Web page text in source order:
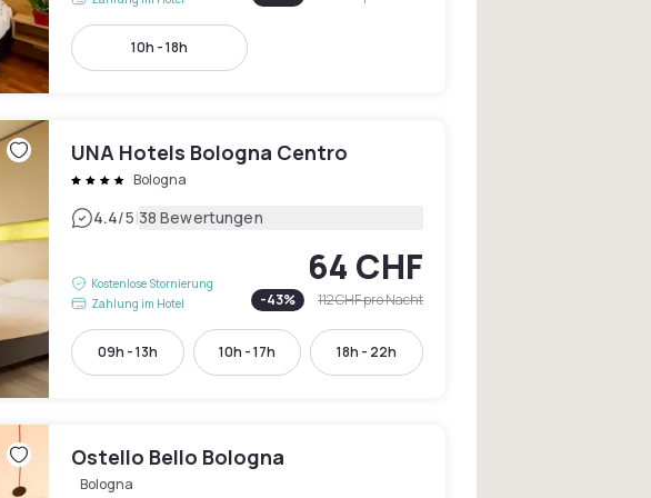
10h - 18h
UNA Hotels Bologna Centro
Bologna
4.4/5|38 Bewertungen
Kostenlose Stornierung
Zahlung im Hotel
64 CHF
-43% 112 CHFpro Nacht
09h - 13h 10h - 17h 18h - 22h
Ostello Bello Bologna
Bologna